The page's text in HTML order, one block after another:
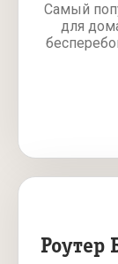
Самый
для
Роутер